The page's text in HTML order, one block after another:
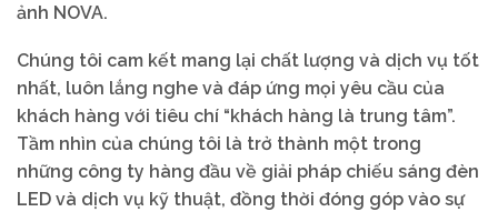
ảnh NOVA.
Chúng tôi cam kết mang lại chất lượng và dịch vụ tốt
nhất, luôn lắng nghe và đáp ứng mọi yêu cầu của
khách hàng với tiêu chí “khách hàng là trung tâm”.
Tầm nhìn của chúng tôi là trở thành một trong
những công ty hàng đầu về giải pháp chiếu sáng đèn
LED và dịch vụ kỹ thuật, đồng thời đóng góp vào sự